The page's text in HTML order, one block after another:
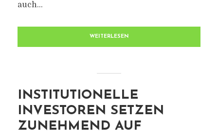
auch...
WEITERLESEN
INSTITUTIONELLE
INVESTOREN SETZEN
ZUNEHMEND AUF